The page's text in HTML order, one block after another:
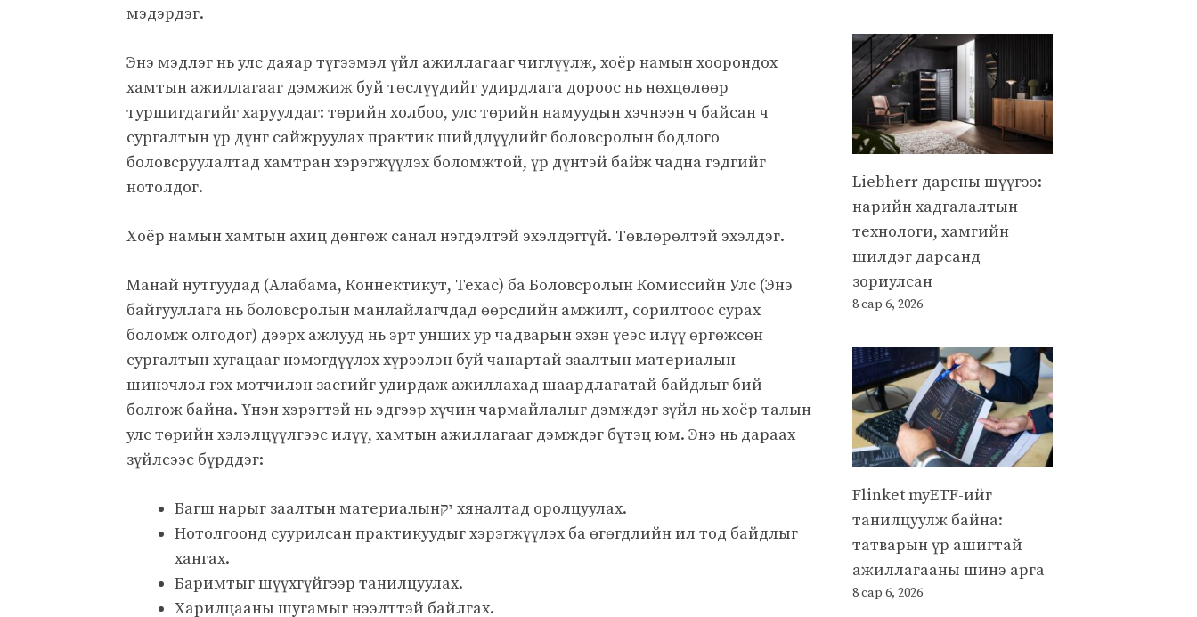
мэдэрдэг.
Энэ мэдлэг нь улс даяар түгээмэл үйл ажиллагааг чиглүүлж, хоёр намын хоорондох
хамтын ажиллагааг дэмжиж буй төслүүдийг удирдлага дороос нь нөхцөлөөр
туршигдагийг харуулдаг: төрийн холбоо, улс төрийн намуудын хэчнээн ч байсан ч
сургалтын үр дүнг сайжруулах практик шийдлүүдийг боловсролын бодлого
боловсруулалтад хамтран хэрэгжүүлэх боломжтой, үр дүнтэй байж чадна гэдгийг
нотолдог.
Хоёр намын хамтын ахиц дөнгөж санал нэгдэлтэй эхэлдэггүй. Төвлөрөлтэй эхэлдэг.
Манай нутгуудад (Алабама, Коннектикут, Техас) ба Боловсролын Комиссийн Улс (Энэ
байгууллага нь боловсролын манлайлагчдад өөрсдийн амжилт, сорилтоос сурах
боломж олгодог) дээрх ажлууд нь эрт унших ур чадварын эхэн үеэс илүү өргөжсөн
сургалтын хугацааг нэмэгдүүлэх хүрээлэн буй чанартай заалтын материалын
шинэчлэл гэх мэтчилэн засгийг удирдаж ажиллахад шаардлагатай байдлыг бий
болгож байна. Үнэн хэрэгтэй нь эдгээр хүчин чармайлалыг дэмждэг зүйл нь хоёр талын
улс төрийн хэлэлцүүлгээс илүү, хамтын ажиллагааг дэмждэг бүтэц юм. Энэ нь дараах
зүйлсээс бүрддэг:
Багш нарыг заалтын материалынיק хяналтад оролцуулах.
Нотолгоонд суурилсан практикуудыг хэрэгжүүлэх ба өгөгдлийн ил тод байдлыг
хангах.
Баримтыг шүүхгүйгээр танилцуулах.
Харилцааны шугамыг нээлттэй байлгах.
Liebherr дарсны шүүгээ:
нарийн хадгалалтын
технологи, хамгийн
шилдэг дарсанд
зориулсан
8 сар 6, 2026
Flinket myETF-ийг
танилцуулж байна:
татварын үр ашигтай
ажиллагааны шинэ арга
8 сар 6, 2026